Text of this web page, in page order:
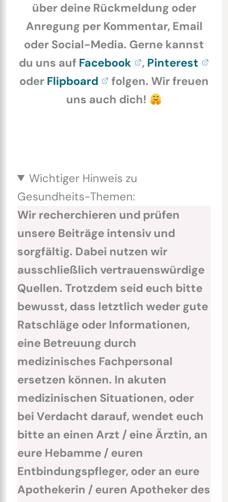
über deine Rückmeldung oder
Anregung per Kommentar, Email
oder Social-Media. Gerne kannst
du uns auf Facebook , Pinterest
oder Flipboard
folgen. Wir freuen
uns auch dich!
Wichtiger Hinweis zu
Gesundheits-Themen:
Wir recherchieren und prüfen
unsere Beiträge intensiv und
sorgfältig. Dabei nutzen wir
ausschließlich vertrauenswürdige
Quellen. Trotzdem seid euch bitte
bewusst, dass letztlich weder gute
Ratschläge oder Informationen,
eine Betreuung durch
medizinisches Fachpersonal
ersetzen können. In akuten
medizinischen Situationen, oder
bei Verdacht darauf, wendet euch
bitte an einen Arzt / eine Ärztin, an
eure Hebamme / euren
Entbindungspfleger, oder an eure
Apothekerin / euren Apotheker des